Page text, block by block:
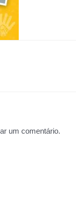
um comentário.